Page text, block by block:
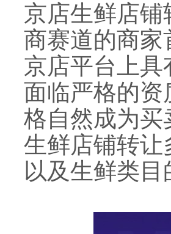
京店生鲜店铺
商赛道的商
京店平台上
面临严格的
格自然成为
生鲜店铺转
以及生鲜类